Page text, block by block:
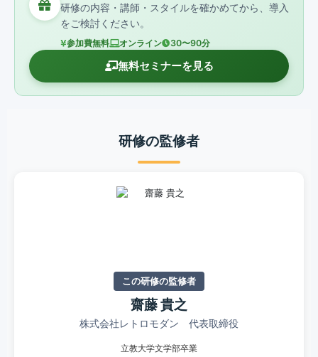
研修の内容・講師・スタイルを確かめてから、導入
をご検討ください。
参加費無料 オンライン 30〜90分
無料セミナーを見る
研修の監修者
この研修の監修者
齋藤 貴之
株式会社レトロモダン 代表取締役
立教大学文学部卒業